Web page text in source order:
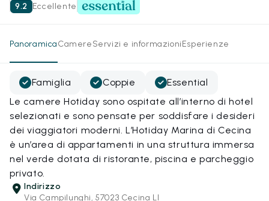
9.2 Eccellente
PanoramicaCamereServizi e informazioniEsperienze
Famiglia Coppie
Essential
Le camere Hotiday sono ospitate all’interno di hotel
selezionati e sono pensate per soddisfare i desideri
dei viaggiatori moderni. L’Hotiday Marina di Cecina
è un’area di appartamenti in una struttura immersa
nel verde dotata di ristorante, piscina e parcheggio
privato.
Indirizzo
Via Campilunghi, 57023 Cecina LI